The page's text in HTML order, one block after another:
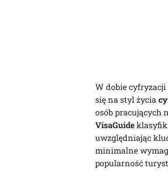
W dobie
się na styl życia
osób pracujących
VisaGuide
uwzględniając
minimalne
popularność